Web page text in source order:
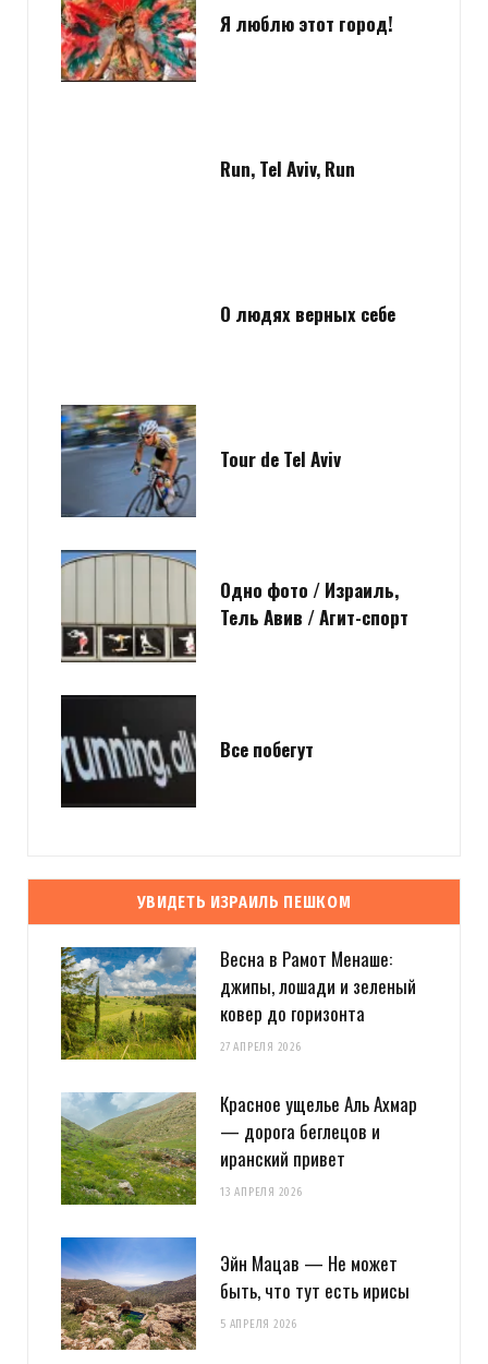
Я люблю этот город!
Run, Tel Aviv, Run
О людях верных себе
Tour de Tel Aviv
Одно фото / Израиль,
Тель Авив / Агит-спорт
Все побегут
УВИДЕТЬ ИЗРАИЛЬ ПЕШКОМ
Весна в Рамот Менаше:
джипы, лошади и зеленый
ковер до горизонта
27 АПРЕЛЯ 2026
Красное ущелье Аль Ахмар
— дорога беглецов и
иранский привет
13 АПРЕЛЯ 2026
Эйн Мацав — Не может
быть, что тут есть ирисы
5 АПРЕЛЯ 2026